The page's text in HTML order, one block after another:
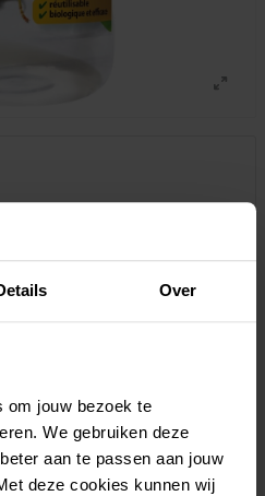
Over
om jouw bezoek te
We gebruiken deze
aan te passen aan jouw
deze cookies kunnen wij
assortiment
doeltreffende en duurzame
als professioneel gebruik
herbruikbaar,